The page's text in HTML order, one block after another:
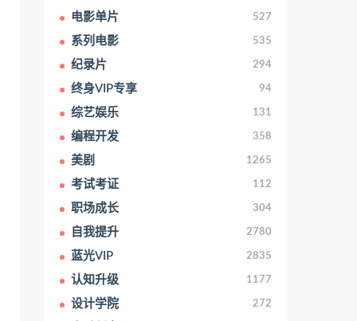
电影单片 527
系列电影 535
纪录片 294
终身VIP专享 94
综艺娱乐 131
编程开发 358
美剧 1265
考试考证 112
职场成长 304
自我提升 2780
蓝光VIP 2835
认知升级 1177
设计学院 272